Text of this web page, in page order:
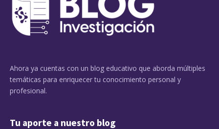
Ahora ya cuentas con un blog educativo que aborda múltiples
temáticas para enriquecer tu conocimiento personal y
profesional.
Tu aporte a nuestro blog